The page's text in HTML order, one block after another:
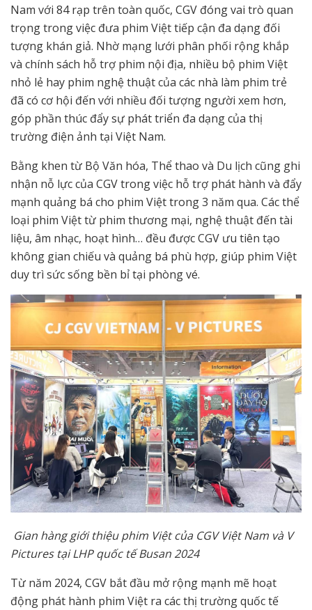
Nam với 84 rạp trên toàn quốc, CGV đóng vai trò quan
trọng trong việc đưa phim Việt tiếp cận đa dạng đối
tượng khán giả. Nhờ mạng lưới phân phối rộng khắp
và chính sách hỗ trợ phim nội địa, nhiều bộ phim Việt
nhỏ lẻ hay phim nghệ thuật của các nhà làm phim trẻ
đã có cơ hội đến với nhiều đối tượng người xem hơn,
góp phần thúc đẩy sự phát triển đa dạng của thị
trường điện ảnh tại Việt Nam.
Bằng khen từ Bộ Văn hóa, Thể thao và Du lịch cũng ghi
nhận nỗ lực của CGV trong việc hỗ trợ phát hành và đẩy
mạnh quảng bá cho phim Việt trong 3 năm qua. Các thể
loại phim Việt từ phim thương mại, nghệ thuật đến tài
liệu, âm nhạc, hoạt hình… đều được CGV ưu tiên tạo
không gian chiếu và quảng bá phù hợp, giúp phim Việt
duy trì sức sống bền bỉ tại phòng vé.
Gian hàng giới thiệu phim Việt của CGV Việt Nam và V
Pictures tại LHP quốc tế Busan 2024
Từ năm 2024, CGV bắt đầu mở rộng mạnh mẽ hoạt
động phát hành phim Việt ra các thị trường quốc tế